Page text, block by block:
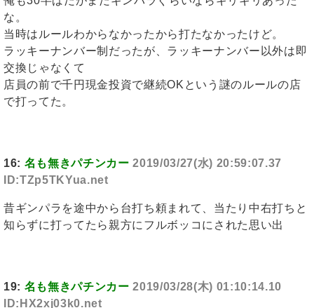
な。
当時はルールわからなかったから打たなかったけど。
ラッキーナンバー制だったが、ラッキーナンバー以外は即
交換じゃなくて
店員の前で千円現金投資で継続OKという謎のルールの店
で打ってた。
16: 名も無きパチンカー 2019/03/27(水) 20:59:07.37
ID:TZp5TKYua.net
昔ギンパラを途中から台打ち頼まれて、当たり中右打ちと
知らずに打ってたら親方にフルボッコにされた思い出
19: 名も無きパチンカー 2019/03/28(木) 01:10:14.10
ID:HX2xj03k0.net